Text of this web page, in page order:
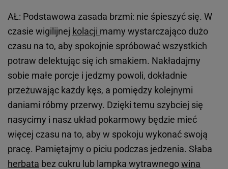
AŁ: Podstawowa zasada brzmi: nie śpieszyć się. W
czasie wigilijnej kolacji mamy wystarczająco dużo
czasu na to, aby spokojnie spróbować wszystkich
potraw delektując się ich smakiem. Nakładajmy
sobie małe porcje i jedzmy powoli, dokładnie
przeżuwając każdy kęs, a pomiędzy kolejnymi
daniami róbmy przerwy. Dzięki temu szybciej się
nasycimy i nasz układ pokarmowy będzie mieć
więcej czasu na to, aby w spokoju wykonać swoją
pracę. Pamiętajmy o piciu podczas jedzenia. Słaba
herbata bez cukru lub lampka wytrawnegowina